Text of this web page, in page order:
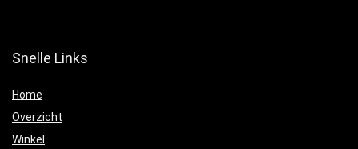
Snelle Links
Home
Overzicht
Winkel